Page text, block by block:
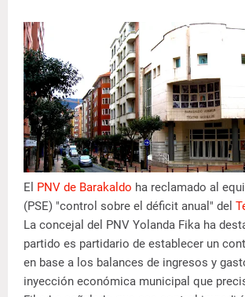
El PNV de Barakaldo ha reclamado al
(PSE) "control sobre el déficit anual" del
La concejal del PNV Yolanda Fika ha
partido es partidario de establecer un
en base a los balances de ingresos y
inyección económica municipal que